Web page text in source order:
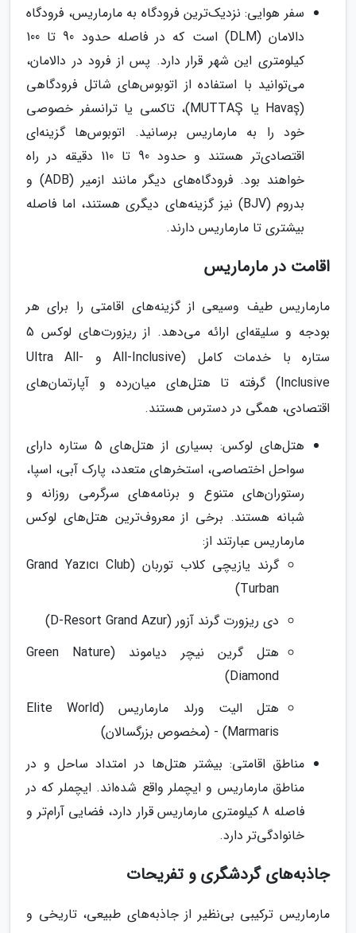
سفر هوایی: نزدیک‌ترین فرودگاه به مارماریس، فرودگاه
دالامان (DLM) است که در فاصله حدود 90 تا 100
کیلومتری این شهر قرار دارد. پس از فرود در دالامان،
می‌توانید با استفاده از اتوبوس‌های شاتل فرودگاهی
(Havaş یا MUTTAŞ)، تاکسی یا ترانسفر خصوصی
خود را به مارماریس برسانید. اتوبوس‌ها گزینه‌ای
اقتصادی‌تر هستند و حدود 90 تا 110 دقیقه در راه
خواهند بود. فرودگاه‌های دیگر مانند ازمیر (ADB) و
بدروم (BJV) نیز گزینه‌های دیگری هستند، اما فاصله
بیشتری تا مارماریس دارند.
اقامت در مارماریس
مارماریس طیف وسیعی از گزینه‌های اقامتی را برای هر
بودجه و سلیقه‌ای ارائه می‌دهد. از ریزورت‌های لوکس 5
ستاره با خدمات کامل (All-Inclusive و Ultra All-
Inclusive) گرفته تا هتل‌های میان‌رده و آپارتمان‌های
اقتصادی، همگی در دسترس هستند.
هتل‌های لوکس: بسیاری از هتل‌های 5 ستاره دارای
سواحل اختصاصی، استخرهای متعدد، پارک آبی، اسپا،
رستوران‌های متنوع و برنامه‌های سرگرمی روزانه و
شبانه هستند. برخی از معروف‌ترین هتل‌های لوکس
مارماریس عبارتند از:
گرند یازیچی کلاب توربان (Grand Yazıcı Club
Turban)
دی ریزورت گرند آزور (D-Resort Grand Azur)
هتل گرین نیچر دیاموند (Green Nature
Diamond)
هتل الیت ورلد مارماریس (Elite World
Marmaris) - (مخصوص بزرگسالان)
مناطق اقامتی: بیشتر هتل‌ها در امتداد ساحل و در
مناطق مارماریس و ایچملر واقع شده‌اند. ایچملر که در
فاصله 8 کیلومتری مارماریس قرار دارد، فضایی آرام‌تر و
خانوادگی‌تر دارد.
جاذبه‌های گردشگری و تفریحات
مارماریس ترکیبی بی‌نظیر از جاذبه‌های طبیعی، تاریخی و